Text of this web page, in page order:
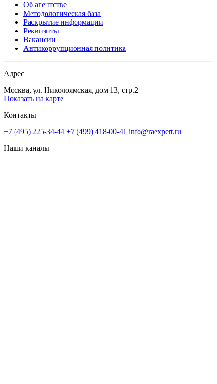
Об агентстве
Методологическая база
Раскрытие информации
Реквизиты
Вакансии
Антикоррупционная политика
Адрес
Москва, ул. Николоямская, дом 13, стр.2
Показать на карте
Контакты
+7 (495) 225-34-44 +7 (499) 418-00-41 info@raexpert.ru
Наши каналы